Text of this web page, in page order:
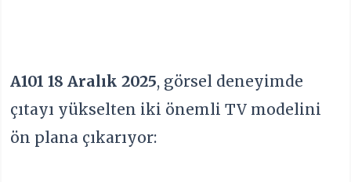
A101 18 Aralık 2025, görsel deneyimde
çıtayı yükselten iki önemli TV modelini
ön plana çıkarıyor: